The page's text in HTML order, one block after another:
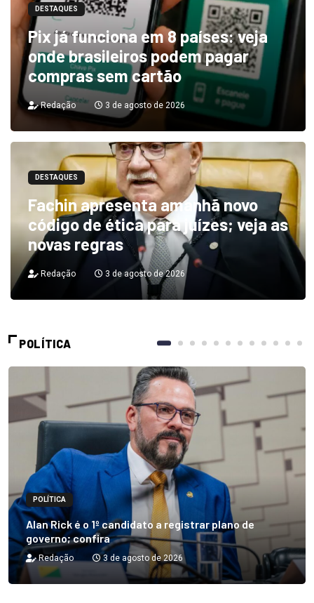
DESTAQUES
Pix já funciona em 8 países: veja
onde brasileiros podem pagar
compras sem cartão
Redação 3 de agosto de 2026
DESTAQUES
Fachin apresenta amanhã novo
código de ética para juízes; veja as
novas regras
Redação 3 de agosto de 2026
POLÍTICA
POLÍTICA
Alan Rick é o 1º candidato a registrar plano de
governo; confira
Redação 3 de agosto de 2026